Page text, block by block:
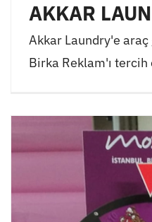
AKKAR
Akkar Laundry'e
Birka Reklam'ı